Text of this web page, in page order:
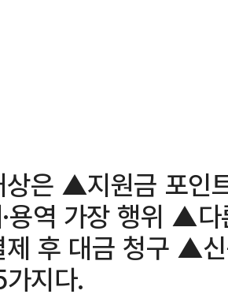
상은 ▲지원금 포인
용역 가장 행위 ▲
후 대금 청구 ▲
지다.